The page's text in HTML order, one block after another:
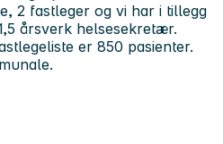
2 fastleger og vi har i tillegg
årsverk helsesekretær.
er 850 pasienter.